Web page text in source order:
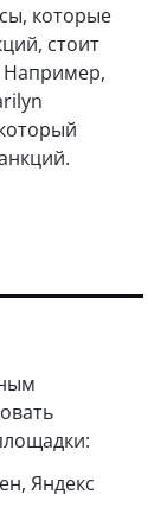
которые
стоит
Например,
Яндекс